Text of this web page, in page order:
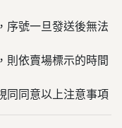
序號一旦發送後無法
則依賣場標示的時間
同同意以上注意事項